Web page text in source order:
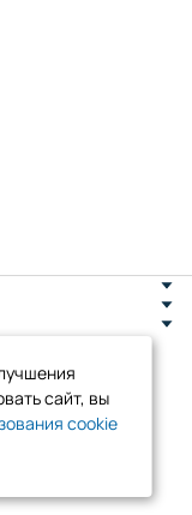
сайт, вы
cookie